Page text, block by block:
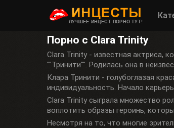
ЛУЧШЕЕ ИНЦЕСТ ПОРНО ТУТ!
Порно с Clara Trinity
Clara Trinity - известная актриса,
""Тринити"". Родилась она в
Клара Тринити - голубоглазая
индивидуальность. Начало
Clara Trinity сыграла множество
воплотить образы героинь,
Несмотря на то, что многие